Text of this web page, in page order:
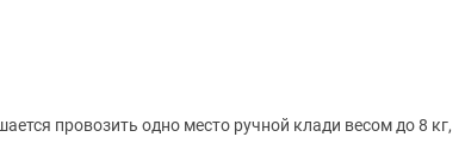
провозить одно место ручной клади весом до 8 кг,